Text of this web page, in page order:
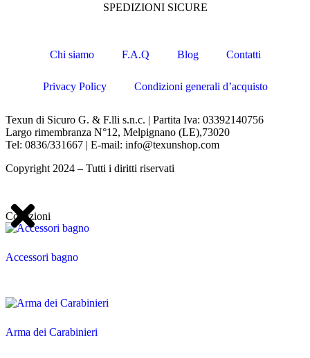
SPEDIZIONI SICURE
Chi siamo F.A.Q Blog Contatti
Privacy Policy Condizioni generali d’acquisto
Texun di Sicuro G. & F.lli s.n.c. | Partita Iva: 03392140756
Largo rimembranza N°12, Melpignano (LE),73020
Tel: 0836/331667 | E-mail: info@texunshop.com
Copyright 2024 – Tutti i diritti riservati
Collezioni
Accessori bagno
Arma dei Carabinieri